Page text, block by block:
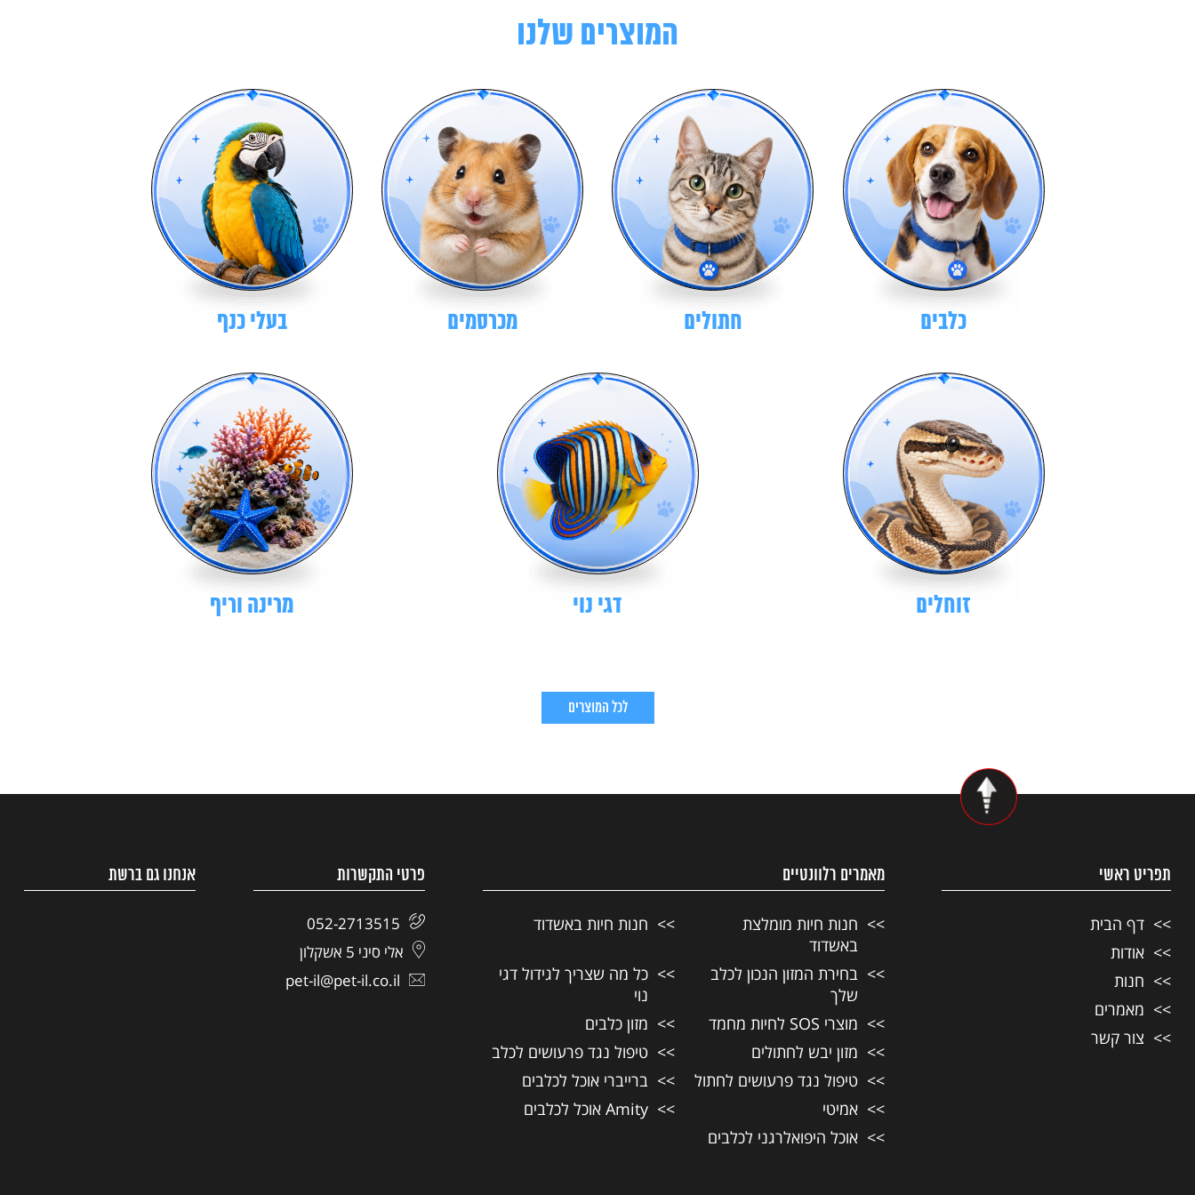
המוצרים שלנו
כלבים חתולים מכרסמים בעלי כנף
זוחלים דגי נוי מרינה וריף
לכל המוצרים
תפריט ראשי
דף הבית
אודות
חנות
מאמרים
צור קשר
מאמרים רלוונטיים
חנות חיות מומלצת
באשדוד
חנות חיות באשדוד
בחירת המזון הנכון לכלב
שלך
כל מה שצריך לגידול דגי
נוי
מוצרי SOS לחיות מחמד
מזון כלבים
מזון יבש לחתולים
טיפול נגד פרעושים לכלב
טיפול נגד פרעושים לחתול
ברייברי אוכל לכלבים
אמיטי
Amity אוכל לכלבים
אוכל היפואלרגני לכלבים
פרטי התקשרות
052-2713515
אלי סיני 5 אשקלון
pet-il@pet-il.co.il
אנחנו גם ברשת